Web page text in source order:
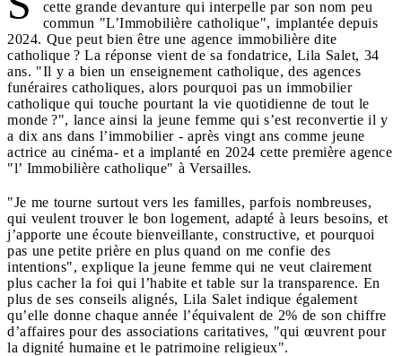
cette grande devanture qui interpelle par son nom peu
commun "L’Immobilière catholique", implantée depuis
2024. Que peut bien être une agence immobilière dite
catholique ? La réponse vient de sa fondatrice, Lila Salet, 34
ans. "Il y a bien un enseignement catholique, des agences
funéraires catholiques, alors pourquoi pas un immobilier
catholique qui touche pourtant la vie quotidienne de tout le
monde ?", lance ainsi la jeune femme qui s’est reconvertie il y
a dix ans dans l’immobilier - après vingt ans comme jeune
actrice au cinéma- et a implanté en 2024 cette première agence
"l’ Immobilière catholique" à Versailles.
"Je me tourne surtout vers les familles, parfois nombreuses,
qui veulent trouver le bon logement, adapté à leurs besoins, et
j’apporte une écoute bienveillante, constructive, et pourquoi
pas une petite prière en plus quand on me confie des
intentions", explique la jeune femme qui ne veut clairement
plus cacher la foi qui l’habite et table sur la transparence. En
plus de ses conseils alignés, Lila Salet indique également
qu’elle donne chaque année l’équivalent de 2% de son chiffre
d’affaires pour des associations caritatives, "qui œuvrent pour
la dignité humaine et le patrimoine religieux".